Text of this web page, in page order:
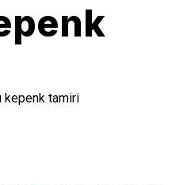
kepenk tamiri